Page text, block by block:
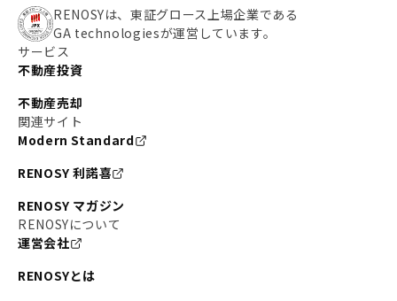
RENOSYは、東証グロース上場企業である
GA technologiesが運営しています。
サービス
不動産投資
不動産売却
関連サイト
Modern Standard
RENOSY 利諾喜
RENOSY マガジン
RENOSYについて
運営会社
RENOSYとは